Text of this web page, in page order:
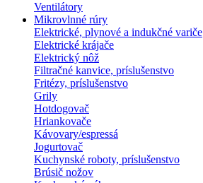
Ventilátory
Mikrovlnné rúry
Elektrické, plynové a indukčné variče
Elektrické krájače
Elektrický nôž
Filtračné kanvice, príslušenstvo
Fritézy, príslušenstvo
Grily
Hotdogovač
Hriankovače
Kávovary/espressá
Jogurtovač
Kuchynské roboty, príslušenstvo
Brúsič nožov